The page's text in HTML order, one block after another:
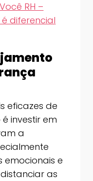
Você RH –
diferencial
eficazes de
investir em
a
e
as